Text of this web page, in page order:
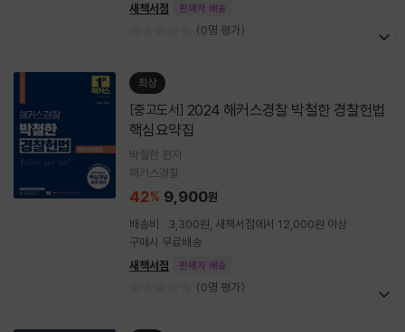
새책서점
판매자 배송
(0명 평가)
최상
[중고도서]
핵심요약집
박철한 편저
해커스경찰
42% 9,900원
배송비 : 3,300원, 새책서점에서 12,000원 이상
구매시 무료배송
새책서점
판매자 배송
(0명 평가)